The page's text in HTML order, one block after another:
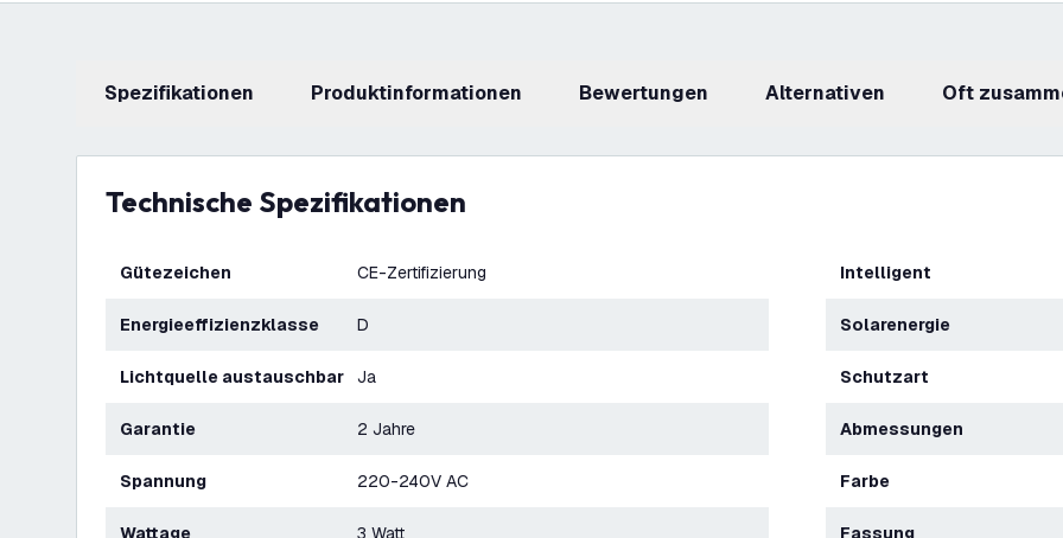
Spezifikationen Produktinformationen Bewertungen Alternativen Oft
Technische Spezifikationen
Gütezeichen CE-Zertifizierung
Energieeffizienzklasse D
Lichtquelle austauschbar Ja
Garantie 2 Jahre
Spannung 220-240V AC
Wattage 3 Watt
Intelligent
Solarenergie
Schutzart
Abmessungen
Farbe
Fassung